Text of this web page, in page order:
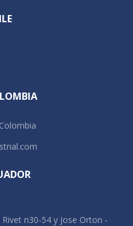
n30-54 y Jose Orton -